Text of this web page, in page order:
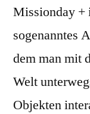
Missionday +
sogenanntes
dem man mit
Welt
Objekten